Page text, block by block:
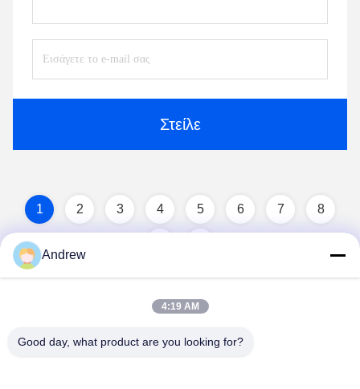
Στείλε
1 2 3 4 5 6 7 8
Andrew
4:19 AM
Good day, what product are you looking for?